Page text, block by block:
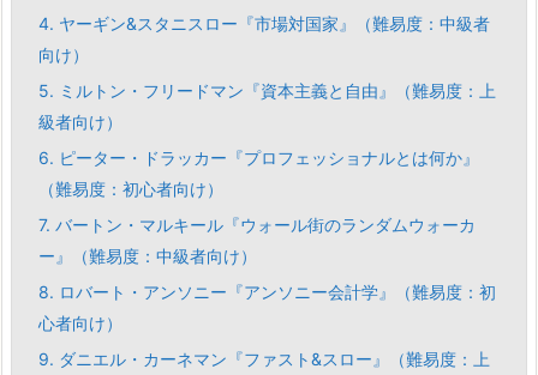
4. ヤーギン&スタニスロー『市場対国家』（難易度：中級者
向け）
5. ミルトン・フリードマン『資本主義と自由』（難易度：上
級者向け）
6. ピーター・ドラッカー『プロフェッショナルとは何か』
（難易度：初心者向け）
7. バートン・マルキール『ウォール街のランダムウォーカ
ー』（難易度：中級者向け）
8. ロバート・アンソニー『アンソニー会計学』（難易度：初
心者向け）
9. ダニエル・カーネマン『ファスト&スロー』（難易度：上